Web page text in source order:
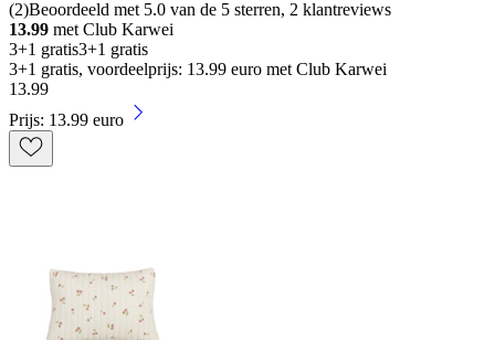
(2)Beoordeeld met 5.0 van de 5 sterren, 2 klantreviews
13.99 met Club Karwei
3+1 gratis3+1 gratis
3+1 gratis, voordeelprijs: 13.99 euro met Club Karwei
13.99
Prijs: 13.99 euro